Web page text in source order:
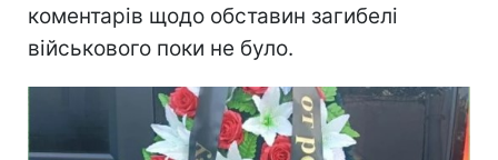
коментарів щодо обставин загибелі
військового поки не було.